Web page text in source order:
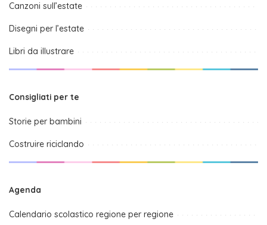
Canzoni sull’estate
Disegni per l’estate
Libri da illustrare
Consigliati per te
Storie per bambini
Costruire riciclando
Agenda
Calendario scolastico regione per regione